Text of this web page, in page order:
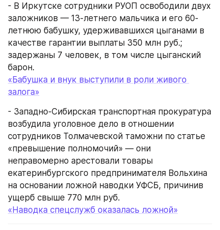
- В Иркутске сотрудники РУОП освободили двух
заложников — 13-летнего мальчика и его 60-
летнюю бабушку, удерживавшихся цыганами в
качестве гарантии выплаты 350 млн руб.;
задержаны 7 человек, в том числе цыганский
барон.
«Бабушка и внук выступили в роли живого
залога»
- Западно-Сибирская транспортная прокуратура
возбудила уголовное дело в отношении
сотрудников Толмачевской таможни по статье
«превышение полномочий» — они
неправомерно арестовали товары
екатеринбургского предпринимателя Вольхина
на основании ложной наводки УФСБ, причинив
ущерб свыше 770 млн руб.
«Наводка спецслужб оказалась ложной»